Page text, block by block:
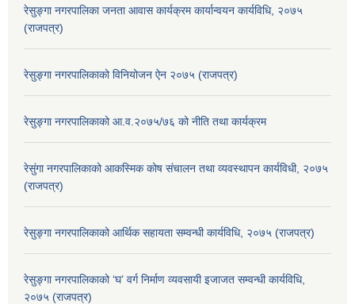
रेसुङ्गा नगरपालिका जनता आवास कार्यक्रम कार्यान्वयन कार्यविधि, २०७५
(राजपत्र)
रेसुङ्गा नगरपालिकाको विनियोजन ऐन २०७५ (राजपत्र)
रेसुङ्गा नगरपालिकाको आ.व.२०७५/७६ को नीति तथा कार्यक्रम
रेसुंगा नगरपालिकाको आकस्मिक कोष संचालन तथा व्यवस्थापन कार्यविधी, २०७५
(राजपत्र)
रेसुङ्गा नगरपालिकाको आर्थिक सहायता सम्वन्धी कार्यविधि, २०७५ (राजपत्र)
रेसुङ्गा नगरपालिकाको ‘घ’ वर्ग निर्माण व्यवसायी इजाजत सम्वन्धी कार्यविधि,
२०७५ (राजपत्र)